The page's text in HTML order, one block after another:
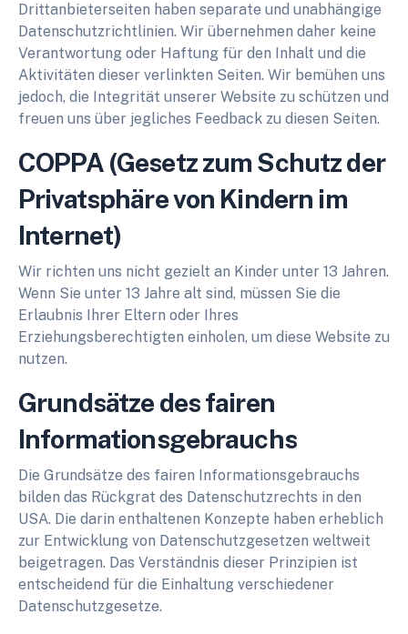
Drittanbieterseiten haben separate und unabhängige
Datenschutzrichtlinien. Wir übernehmen daher keine
Verantwortung oder Haftung für den Inhalt und die
Aktivitäten dieser verlinkten Seiten. Wir bemühen uns
jedoch, die Integrität unserer Website zu schützen und
freuen uns über jegliches Feedback zu diesen Seiten.
COPPA (Gesetz zum Schutz der
Privatsphäre von Kindern im
Internet)
Wir richten uns nicht gezielt an Kinder unter 13 Jahren.
Wenn Sie unter 13 Jahre alt sind, müssen Sie die
Erlaubnis Ihrer Eltern oder Ihres
Erziehungsberechtigten einholen, um diese Website zu
nutzen.
Grundsätze des fairen
Informationsgebrauchs
Die Grundsätze des fairen Informationsgebrauchs
bilden das Rückgrat des Datenschutzrechts in den
USA. Die darin enthaltenen Konzepte haben erheblich
zur Entwicklung von Datenschutzgesetzen weltweit
beigetragen. Das Verständnis dieser Prinzipien ist
entscheidend für die Einhaltung verschiedener
Datenschutzgesetze.